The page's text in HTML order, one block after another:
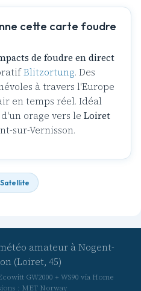
cette carte foudre
de foudre en direct
Blitzortung. Des
à travers l'Europe
en temps réel. Idéal
orage vers le Loiret
sur-Vernisson.
Satellite
amateur à Nogent-
(Loiret, 45)
GW2000 + WS90 via Home
: MET Norway